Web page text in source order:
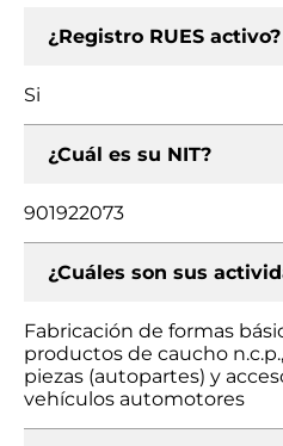
¿Registro RUES activo?
Si
¿Cuál es su NIT?
901922073
¿Cuáles son sus
Fabricación de formas
productos de caucho
piezas (autopartes) y
vehículos automotores